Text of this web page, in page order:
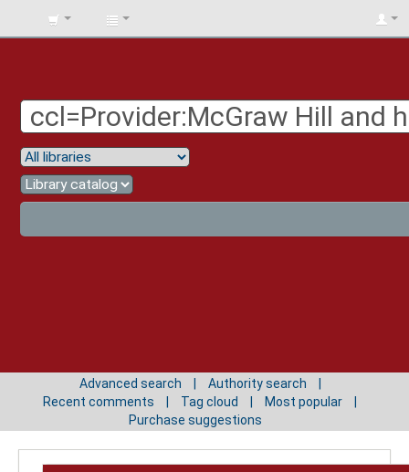
BIBLIOTECA
Advanced search
Authority search
Recent comments
Tag cloud
Most popular
Purchase suggestions